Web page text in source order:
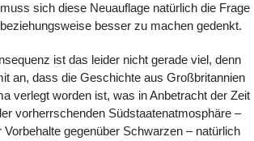
sich diese Neuauflage natürlich die Frage
besser zu machen gedenkt.
ist das leider nicht gerade viel, denn
an, dass die Geschichte aus Großbritannien
verlegt worden ist, was in Anbetracht der Zeit
vorherrschenden Südstaatenatmosphäre –
Vorbehalte gegenüber Schwarzen – natürlich